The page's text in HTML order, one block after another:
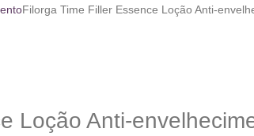
Filorga Time Filler Essence Loção Anti-
Loção Anti-